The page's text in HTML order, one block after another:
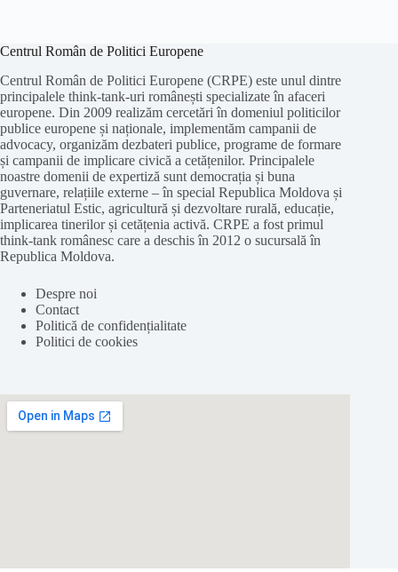
Centrul Român de Politici Europene
Centrul Român de Politici Europene (CRPE) este unul dintre
principalele think-tank-uri românești specializate în afaceri
europene. Din 2009 realizăm cercetări în domeniul politicilor
publice europene și naționale, implementăm campanii de
advocacy, organizăm dezbateri publice, programe de formare
și campanii de implicare civică a cetățenilor. Principalele
noastre domenii de expertiză sunt democrația și buna
guvernare, relațiile externe – în special Republica Moldova și
Parteneriatul Estic, agricultură și dezvoltare rurală, educație,
implicarea tinerilor și cetățenia activă. CRPE a fost primul
think-tank românesc care a deschis în 2012 o sucursală în
Republica Moldova.
Despre noi
Contact
Politică de confidențialitate
Politici de cookies